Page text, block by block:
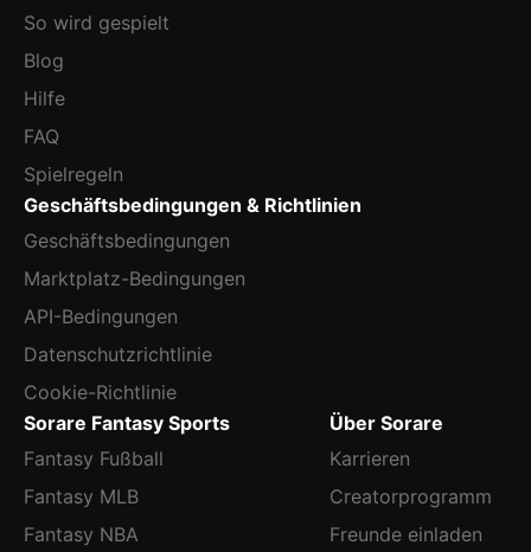
So wird gespielt
Blog
Hilfe
FAQ
Spielregeln
Geschäftsbedingungen & Richtlinien
Geschäftsbedingungen
Marktplatz-Bedingungen
API-Bedingungen
Datenschutzrichtlinie
Cookie-Richtlinie
Sorare Fantasy Sports
Fantasy Fußball
Fantasy MLB
Fantasy NBA
Über Sorare
Karrieren
Creatorprogramm
Freunde einladen